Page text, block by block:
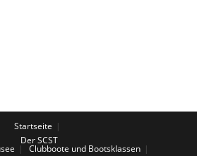
Startseite
Der SCST
Clubboote und Bootsklassen